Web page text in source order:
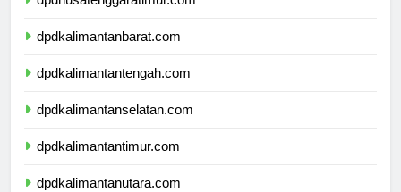
dpdkalimantanbarat.com
dpdkalimantantengah.com
dpdkalimantanselatan.com
dpdkalimantantimur.com
dpdkalimantanutara.com